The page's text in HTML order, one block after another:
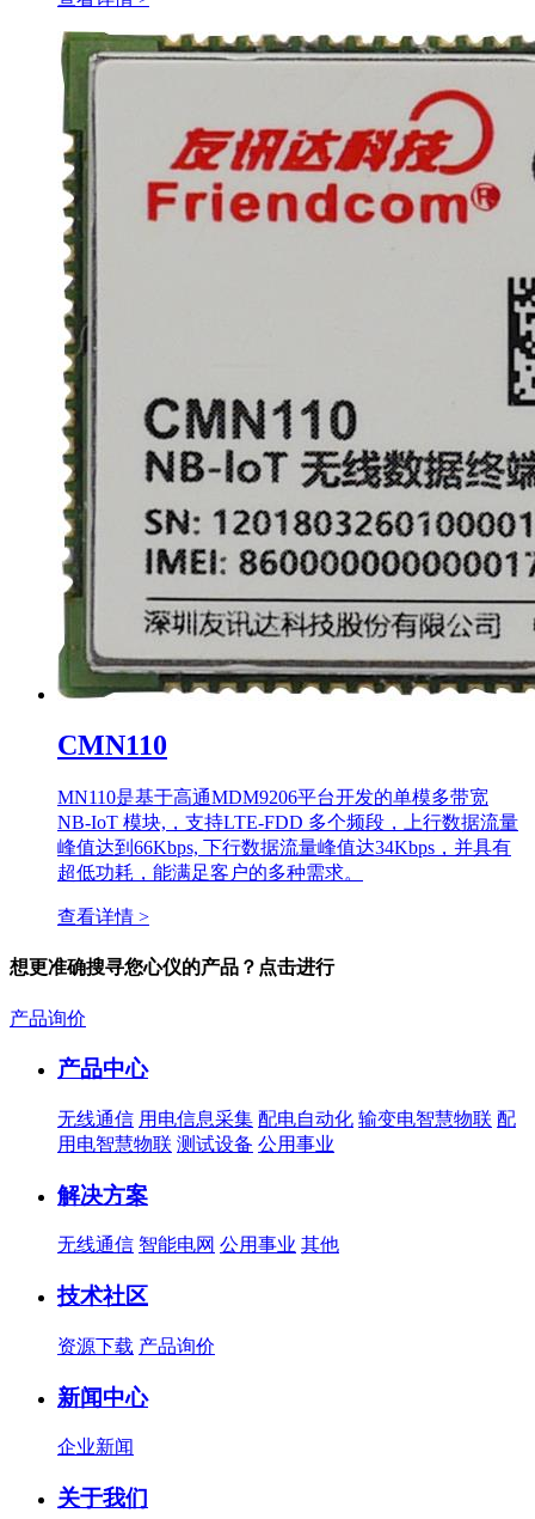
CMN110
MN110是基于高通MDM9206平台开发的单模多带宽
NB-IoT 模块,，支持LTE-FDD 多个频段，上行数据流量
峰值达到66Kbps, 下行数据流量峰值达34Kbps，并具有
超低功耗，能满足客户的多种需求。
查看详情 >
想更准确搜寻您心仪的产品？点击进行
产品询价
产品中心
无线通信 用电信息采集 配电自动化 输变电智慧物联 配
用电智慧物联 测试设备 公用事业
解决方案
无线通信 智能电网 公用事业 其他
技术社区
资源下载 产品询价
新闻中心
企业新闻
关于我们